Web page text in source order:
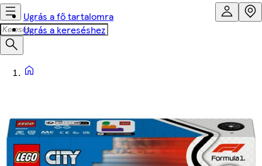
Ugrás a fő tartalomra
Ugrás a kereséshez